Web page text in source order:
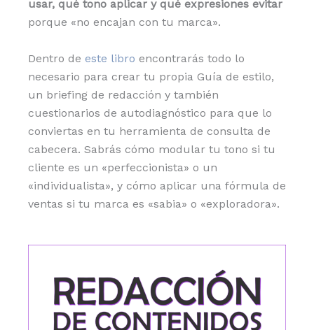
usar, qué tono aplicar y qué expresiones evitar
porque «no encajan con tu marca».
Dentro de este libro encontrarás todo lo
necesario para crear tu propia Guía de estilo,
un briefing de redacción y también
cuestionarios de autodiagnóstico para que lo
conviertas en tu herramienta de consulta de
cabecera. Sabrás cómo modular tu tono si tu
cliente es un «perfeccionista» o un
«individualista», y cómo aplicar una fórmula de
ventas si tu marca es «sabia» o «exploradora».